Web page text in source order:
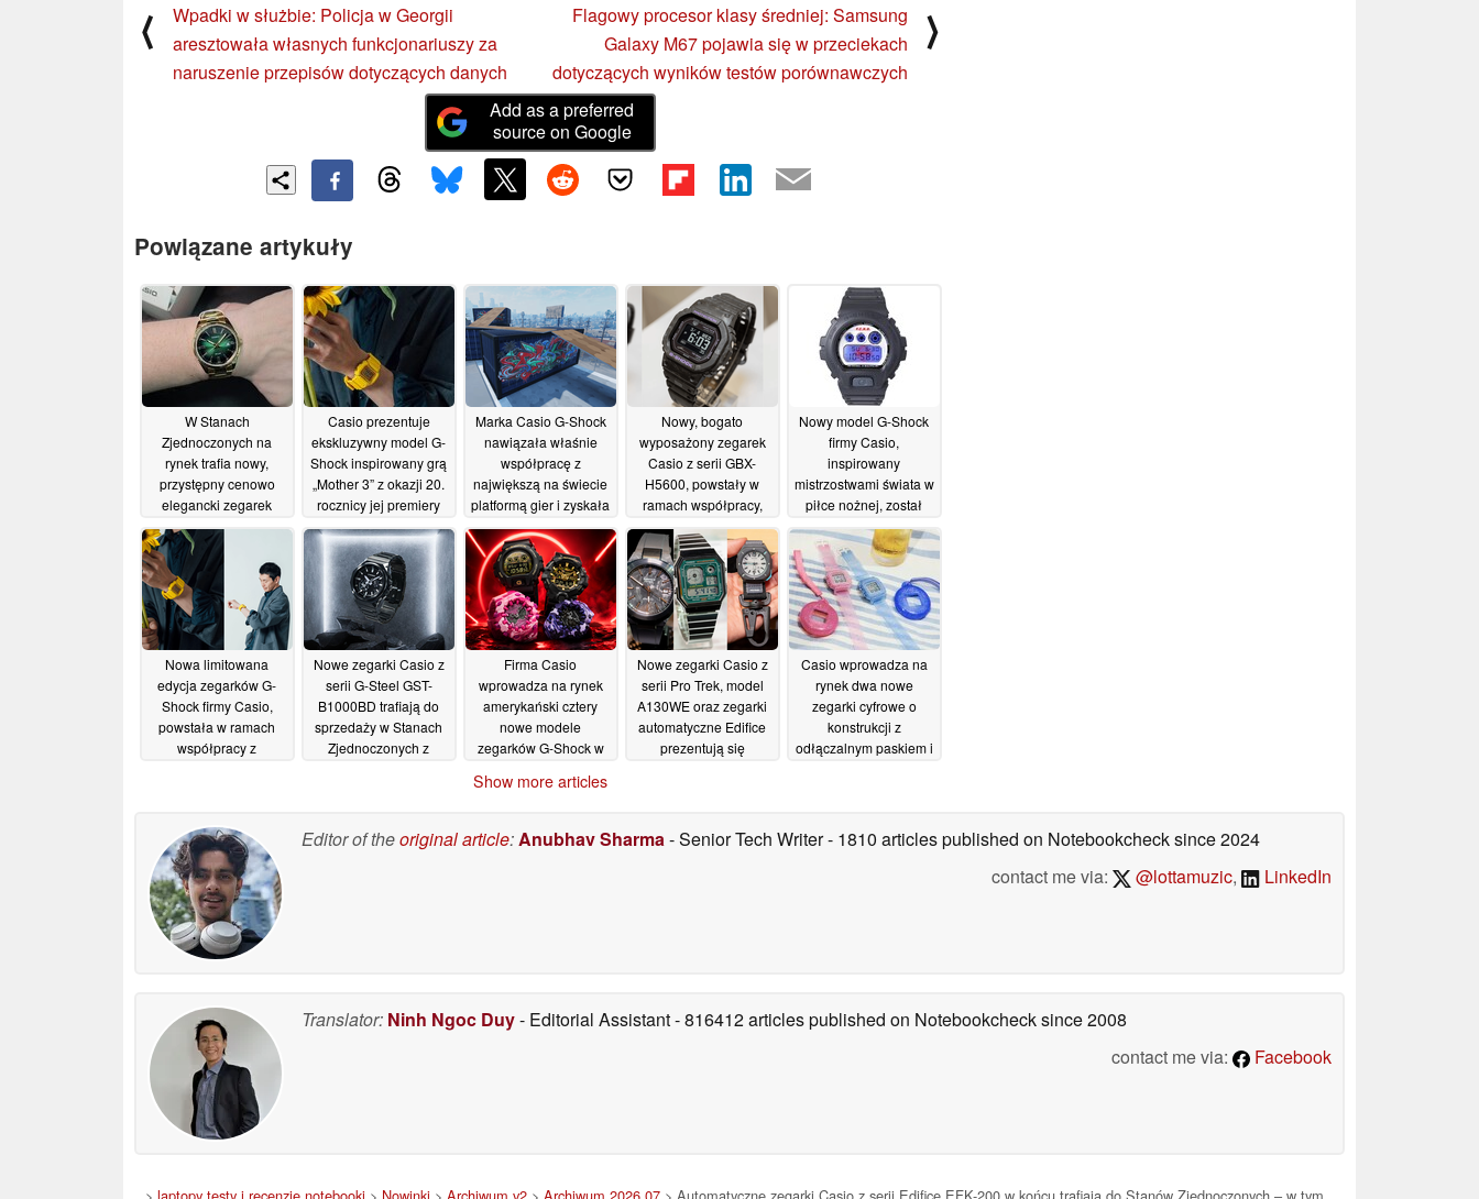
⟨
Wpadki w służbie: Policja w Georgii
aresztowała własnych funkcjonariuszy za
naruszenie przepisów dotyczących danych
Flagowy procesor klasy średniej: Samsung
Galaxy M67 pojawia się w przeciekach
dotyczących wyników testów porównawczych
⟩
Add as a preferred
source on Google
Powiązane artykuły
W Stanach
Zjednoczonych na
rynek trafia nowy,
przystępny cenowo
elegancki zegarek
marki Casio z tarczą w
promienistym wzorze w
jaskrawozielonym
kolorze oraz
karbowaną ramką.
22/07/2026
Casio prezentuje
ekskluzywny model G-
Shock inspirowany grą
„Mother 3” z okazji 20.
rocznicy jej premiery
17/07/2026
Marka Casio G-Shock
nawiązała właśnie
współpracę z
największą na świecie
platformą gier i zyskała
własną grę15/07/2026
Nowy, bogato
wyposażony zegarek
Casio z serii GBX-
H5600, powstały w
ramach współpracy,
uchwycony na
zdjęciach z życia
codziennego15/07/2026
Nowy model G-Shock
firmy Casio,
inspirowany
mistrzostwami świata w
piłce nożnej, został
wyprodukowany w
limitowanej serii
liczącej zaledwie 2 026
egzemplarzy14/07/2026
Nowa limitowana
edycja zegarków G-
Shock firmy Casio,
powstała w ramach
współpracy z
Nowe zegarki Casio z
serii G-Steel GST-
B1000BD trafiają do
sprzedaży w Stanach
Zjednoczonych z
Firma Casio
wprowadza na rynek
amerykański cztery
nowe modele
zegarków G-Shock w
14/07/2026
Nowe zegarki Casio z
serii Pro Trek, model
A130WE oraz zegarki
automatyczne Edifice
prezentują się
07/07/2026
Casio wprowadza na
rynek dwa nowe
zegarki cyfrowe o
konstrukcji z
odłączalnym paskiem i
Show more articles
Editor of theoriginal article:Anubhav Sharma- Senior Tech Writer- 1810 articles published on Notebookchecksince 2024
contact me via:
@lottamuzic, LinkedIn
Translator: Ninh Ngoc Duy- Editorial Assistant- 816412 articles published on Notebookchecksince 2008
contact me via:
Facebook